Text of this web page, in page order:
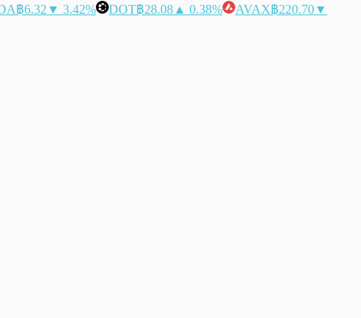
฿6.32 ▼ 3.42% DOT฿28.08 ▲ 0.38% AVAX฿220.70▼